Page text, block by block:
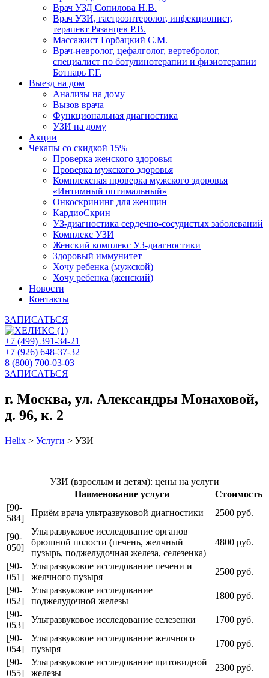
Врач УЗД Сопилова Н.В.
Врач УЗИ, гастроэнтеролог, инфекционист,
терапевт Рязанцев Р.В.
Массажист Горбацкий С.М.
Врач-невролог, цефалголог, вертебролог,
специалист по ботулинотерапии и физиотерапии
Ботнарь Г.Г.
Выезд на дом
Анализы на дому
Вызов врача
Функциональная диагностика
УЗИ на дому
Акции
Чекапы со скидкой 15%
Проверка женского здоровья
Проверка мужского здоровья
Комплексная проверка мужского здоровья
«Интимный оптимальный»
Онкоcкрининг для женщин
КардиоСкрин
УЗ-диагностика сердечно-сосудистых заболеваний
Комплекс УЗИ
Женский комплекс УЗ-диагностики
Здоровый иммунитет
Хочу ребенка (мужской)
Хочу ребенка (женский)
Новости
Контакты
ЗАПИСАТЬСЯ
+7 (499) 391-34-21
+7 (926) 648-37-32
8 (800) 700-03-03
ЗАПИСАТЬСЯ
г. Москва, ул. Александры Монаховой,
д. 96, к. 2
Helix > Услуги > УЗИ
УЗИ (взрослым и детям): цены на услуги
Наименование услуги
Стоимость
[90-
584]
Приём врача ультразвуковой диагностики 2500 руб.
[90-
050]
Ультразвуковое исследование органов
брюшной полости (печень, желчный
пузырь, поджелудочная железа, селезенка)
4800 руб.
[90-
051]
Ультразвуковое исследование печени и
желчного пузыря
2500 руб.
[90-
052]
Ультразвуковое исследование
поджелудочной железы
1800 руб.
[90-
053]
Ультразвуковое исследование селезенки
1700 руб.
[90-
054]
Ультразвуковое исследование желчного
пузыря
1700 руб.
[90-
055]
Ультразвуковое исследование щитовидной
железы
2300 руб.